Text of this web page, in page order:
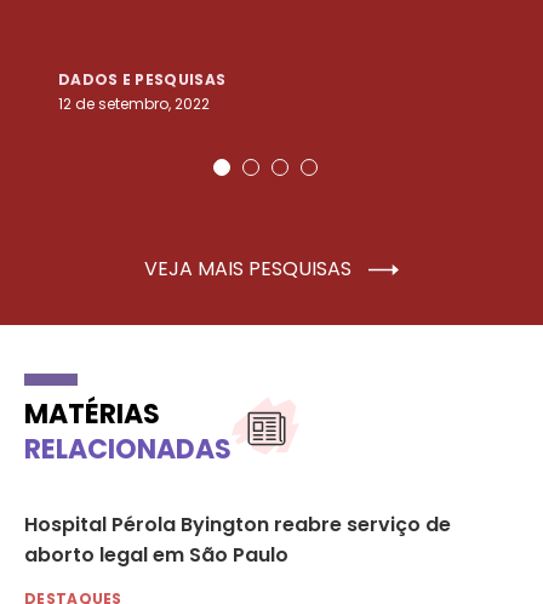
DADOS E PESQUISAS
12 de setembro, 2022
VEJA MAIS PESQUISAS
MATÉRIAS
RELACIONADAS
Hospital Pérola Byington reabre serviço de
aborto legal em São Paulo
DESTAQUES